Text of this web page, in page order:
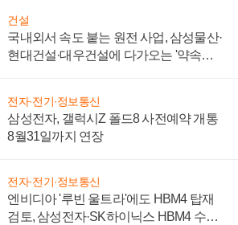
건설
국내외서 속도 붙는 원전 사업, 삼성물산·
현대건설·대우건설에 다가오는 '약속의
전자·전기·정보통신
삼성전자, 갤럭시Z 폴드8 사전예약 개통
8월31일까지 연장
전자·전기·정보통신
엔비디아 '루빈 울트라'에도 HBM4 탑재
검토, 삼성전자·SK하이닉스 HBM4 수율